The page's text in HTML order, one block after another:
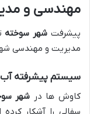
مهندسی و
پیشرفت شهر سوخته
مدیریت و مهندسی
سیستم پیشرفته
کاوش ها در شهر